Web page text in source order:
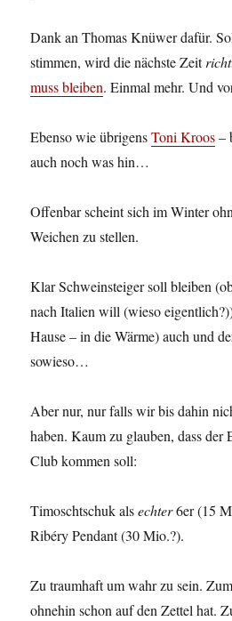
Dank an Thomas Knüwer dafür.
stimmen, wird die nächste Zeit
muss bleiben. Einmal mehr. Und
Ebenso wie übrigensToni Kroos–
auch noch was hin…
Offenbar scheint sich im Winter
Weichen zu stellen.
Klar Schweinsteiger soll bleiben
nach Italien will (wieso
Hause – in die Wärme) auch und
sowieso…
Aber nur, nur falls wir bis dahin
haben. Kaum zu glauben, dass der
Club kommen soll:
Timoschtschuk alsechter6er (15
Ribéry Pendant (30 Mio.?).
Zu traumhaft um wahr zu sein.
ohnehin schon auf den Zettel hat.